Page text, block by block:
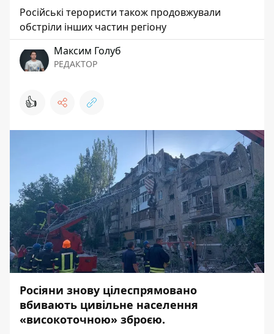
Російські терористи також продовжували
обстріли інших частин регіону
Максим Голуб
РЕДАКТОР
👍
Росіяни знову цілеспрямовано
вбивають цивільне населення
«високоточною» зброєю.